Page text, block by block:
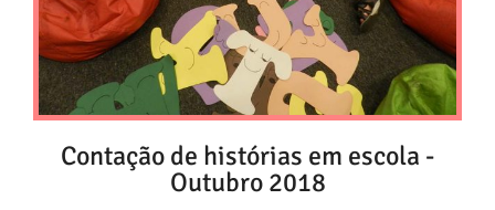
Contação de histórias em escola -
Outubro 2018